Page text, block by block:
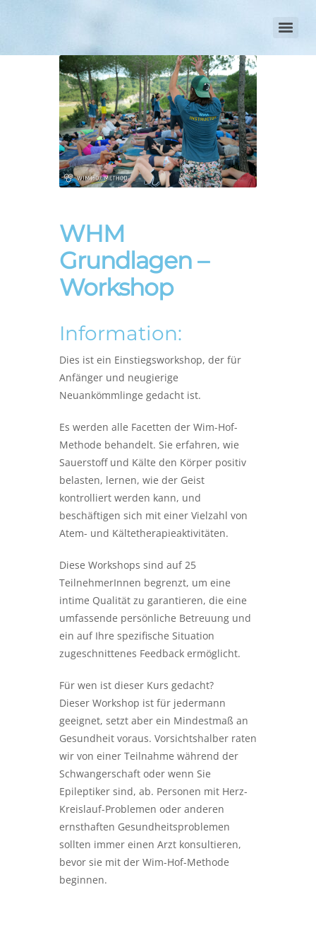
WHM
Grundlagen –
Workshop
Information:
Dies ist ein Einstiegsworkshop, der für
Anfänger und neugierige
Neuankömmlinge gedacht ist.
Es werden alle Facetten der Wim-Hof-
Methode behandelt. Sie erfahren, wie
Sauerstoff und Kälte den Körper positiv
belasten, lernen, wie der Geist
kontrolliert werden kann, und
beschäftigen sich mit einer Vielzahl von
Atem- und Kältetherapieaktivitäten.
Diese Workshops sind auf 25
TeilnehmerInnen begrenzt, um eine
intime Qualität zu garantieren, die eine
umfassende persönliche Betreuung und
ein auf Ihre spezifische Situation
zugeschnittenes Feedback ermöglicht.
Für wen ist dieser Kurs gedacht?
Dieser Workshop ist für jedermann
geeignet, setzt aber ein Mindestmaß an
Gesundheit voraus. Vorsichtshalber raten
wir von einer Teilnahme während der
Schwangerschaft oder wenn Sie
Epileptiker sind, ab. Personen mit Herz-
Kreislauf-Problemen oder anderen
ernsthaften Gesundheitsproblemen
sollten immer einen Arzt konsultieren,
bevor sie mit der Wim-Hof-Methode
beginnen.